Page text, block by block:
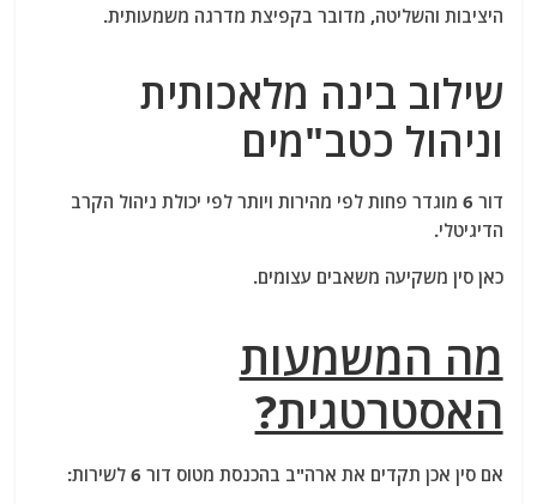
היציבות והשליטה, מדובר בקפיצת מדרגה משמעותית.
שילוב בינה מלאכותית
וניהול כטב"מים
דור 6 מוגדר פחות לפי מהירות ויותר לפי יכולת ניהול הקרב
הדיגיטלי.
כאן סין משקיעה משאבים עצומים.
מה המשמעות
האסטרטגית?
אם סין אכן תקדים את ארה"ב בהכנסת מטוס דור 6 לשירות: